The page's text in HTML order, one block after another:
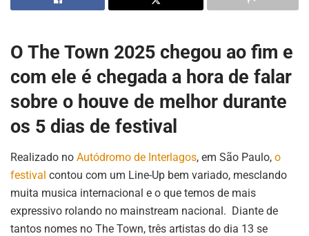
O The Town 2025 chegou ao fim e
com ele é chegada a hora de falar
sobre o houve de melhor durante
os 5 dias de festival
Realizado no Autódromo de Interlagos, em São Paulo, o
festival contou com um Line-Up bem variado, mesclando
muita musica internacional e o que temos de mais
expressivo rolando no mainstream nacional. Diante de
tantos nomes no The Town, três artistas do dia 13 se